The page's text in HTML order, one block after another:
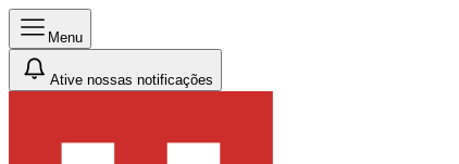
Menu
Ative nossas notificações